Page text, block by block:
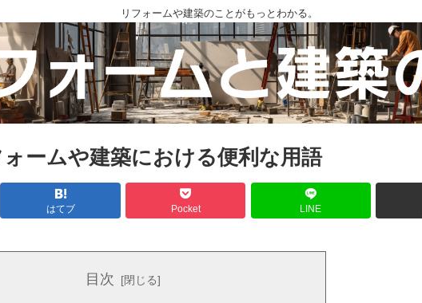
リフォームや建築のことがもっとわかる。
ームや建築における便利な用語
はてブ Pocket LINE
目次